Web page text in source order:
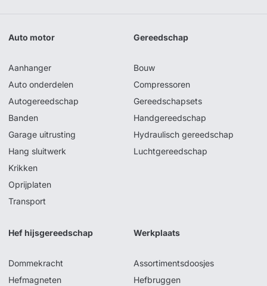
Auto motor
Aanhanger
Auto onderdelen
Autogereedschap
Banden
Garage uitrusting
Hang sluitwerk
Krikken
Oprijplaten
Transport
Gereedschap
Bouw
Compressoren
Gereedschapsets
Handgereedschap
Hydraulisch gereedschap
Luchtgereedschap
Hef hijsgereedschap
Dommekracht
Hefmagneten
Werkplaats
Assortimentsdoosjes
Hefbruggen